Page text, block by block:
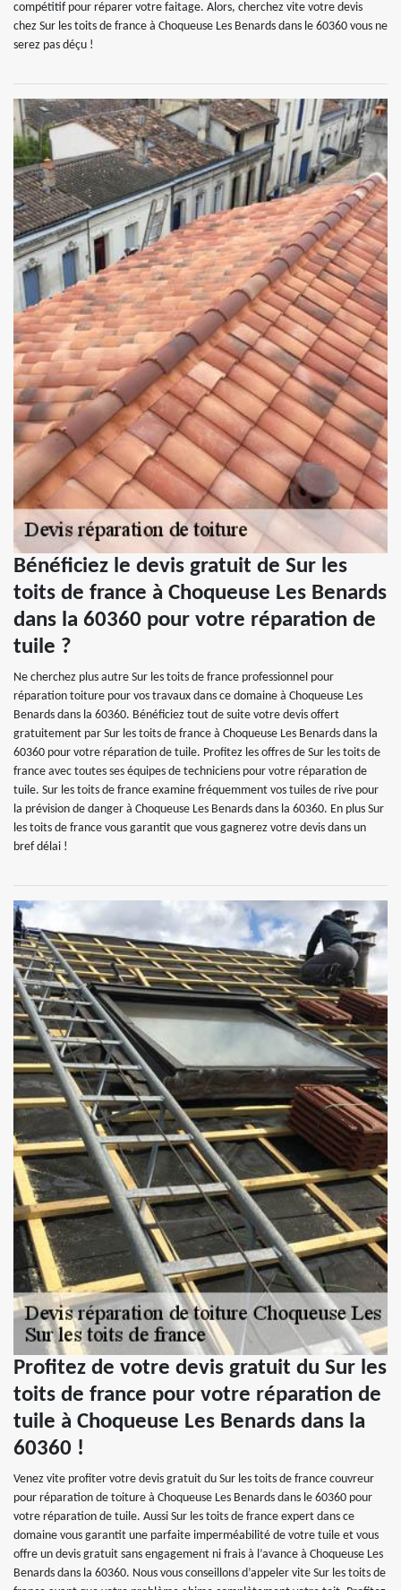
compétitif pour réparer votre faitage. Alors, cherchez vite votre devis
chez Sur les toits de france à Choqueuse Les Benards dans le 60360 vous ne
serez pas déçu !
Bénéficiez le devis gratuit de Sur les
toits de france à Choqueuse Les Benards
dans la 60360 pour votre réparation de
tuile ?
Ne cherchez plus autre Sur les toits de france professionnel pour
réparation toiture pour vos travaux dans ce domaine à Choqueuse Les
Benards dans la 60360. Bénéficiez tout de suite votre devis offert
gratuitement par Sur les toits de france à Choqueuse Les Benards dans la
60360 pour votre réparation de tuile. Profitez les offres de Sur les toits de
france avec toutes ses équipes de techniciens pour votre réparation de
tuile. Sur les toits de france examine fréquemment vos tuiles de rive pour
la prévision de danger à Choqueuse Les Benards dans la 60360. En plus Sur
les toits de france vous garantit que vous gagnerez votre devis dans un
bref délai !
Profitez de votre devis gratuit du Sur les
toits de france pour votre réparation de
tuile à Choqueuse Les Benards dans la
60360 !
Venez vite profiter votre devis gratuit du Sur les toits de france couvreur
pour réparation de toiture à Choqueuse Les Benards dans le 60360 pour
votre réparation de tuile. Aussi Sur les toits de france expert dans ce
domaine vous garantit une parfaite imperméabilité de votre tuile et vous
offre un devis gratuit sans engagement ni frais à l’avance à Choqueuse Les
Benards dans la 60360. Nous vous conseillons d’appeler vite Sur les toits de